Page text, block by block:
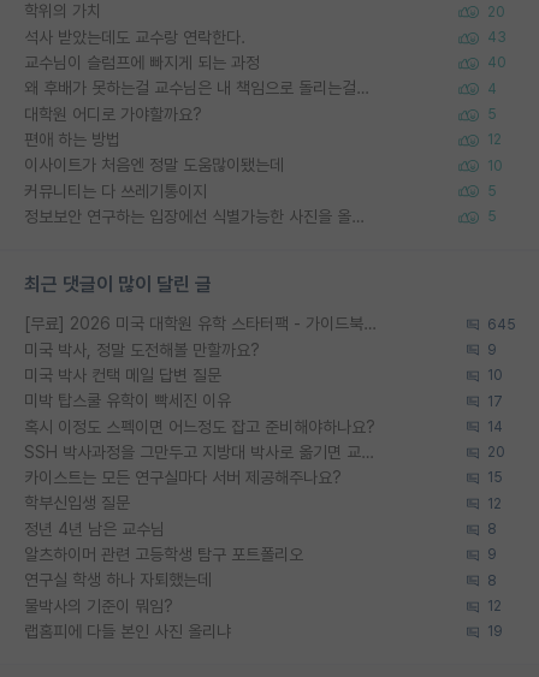
학위의 가치 20
석사 받았는데도 교수랑 연락한다. 43
교수님이 슬럼프에 빠지게 되는 과정 40
왜 후배가 못하는걸 교수님은 내 책임으로 돌리는걸까요? 4
대학원 어디로 가야할까요? 5
편애 하는 방법 12
이사이트가 처음엔 정말 도움많이됐는데 10
커뮤니티는 다 쓰레기통이지 5
정보보안 연구하는 입장에선 식별가능한 사진을 올리는건 비추이긴함 5
최근 댓글이 많이 달린 글
[무료] 2026 미국 대학원 유학 스타터팩 - 가이드북 & 합격자 컨택메일 템플릿 645
미국 박사, 정말 도전해볼 만할까요? 9
미국 박사 컨택 메일 답변 질문 10
미박 탑스쿨 유학이 빡세진 이유 17
혹시 이정도 스펙이면 어느정도 잡고 준비해야하나요? 14
SSH 박사과정을 그만두고 지방대 박사로 옮기면 교수의 꿈은 끝일까요? 20
카이스트는 모든 연구실마다 서버 제공해주나요? 15
학부신입생 질문 12
정년 4년 남은 교수님 8
알츠하이머 관련 고등학생 탐구 포트폴리오 9
연구실 학생 하나 자퇴했는데 8
물박사의 기준이 뭐임? 12
랩홈피에 다들 본인 사진 올리냐 19